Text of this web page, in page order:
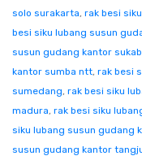
solo surakarta, rak besi
besi siku lubang susun
susun gudang kantor
kantor sumba ntt, rak besi
sumedang, rak besi siku
madura, rak besi siku
siku lubang susun gudang
susun gudang kantor